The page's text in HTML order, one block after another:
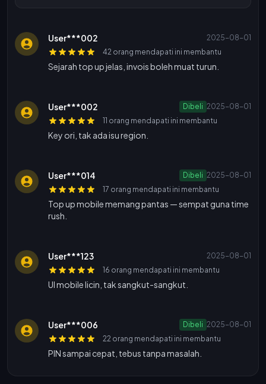
User***002
2025-08-01
42 orang mendapati ini membantu
Sejarah top up jelas, invois boleh muat turun.
User***002 Dibeli 2025-08-01
11 orang mendapati ini membantu
Key ori, tak ada isu region.
User***014 Dibeli 2025-08-01
17 orang mendapati ini membantu
Top up mobile memang pantas — sempat guna time
rush.
User***123
2025-08-01
16 orang mendapati ini membantu
UI mobile licin, tak sangkut-sangkut.
User***006 Dibeli 2025-08-01
22 orang mendapati ini membantu
PIN sampai cepat, tebus tanpa masalah.